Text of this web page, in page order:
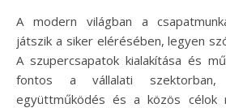
A modern világban a csapatmunka jelentős szerepet
játszik a siker elérésében, legyen
A szupercsapatok kialakítása és
fontos a vállalati
együttműködés és a közös célok